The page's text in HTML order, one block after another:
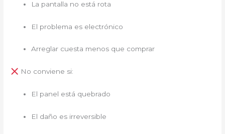
La pantalla no está rota
El problema es electrónico
Arreglar cuesta menos que comprar
No conviene si:
El panel está quebrado
El daño es irreversible